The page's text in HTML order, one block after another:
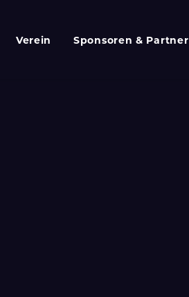
Verein Sponsoren & Partner